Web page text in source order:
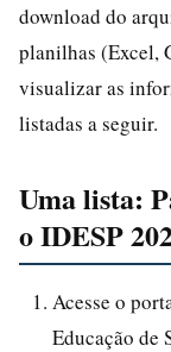
download do
planilhas (Excel,
visualizar as
listadas a seguir.
Uma lista:
o IDESP
Acesse o
Educação de